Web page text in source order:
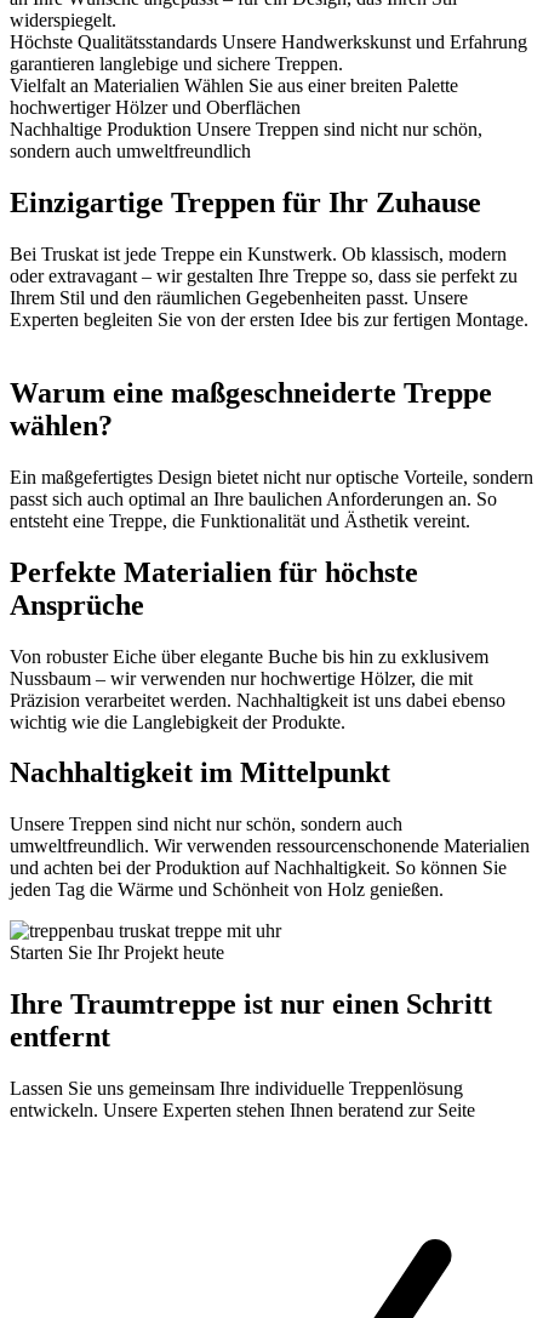
widerspiegelt.
Höchste Qualitätsstandards Unsere Handwerkskunst und Erfahrung
garantieren langlebige und sichere Treppen.
Vielfalt an Materialien Wählen Sie aus einer breiten Palette
hochwertiger Hölzer und Oberflächen
Nachhaltige Produktion Unsere Treppen sind nicht nur schön,
sondern auch umweltfreundlich
Einzigartige Treppen für Ihr Zuhause
Bei Truskat ist jede Treppe ein Kunstwerk. Ob klassisch, modern
oder extravagant – wir gestalten Ihre Treppe so, dass sie perfekt zu
Ihrem Stil und den räumlichen Gegebenheiten passt. Unsere
Experten begleiten Sie von der ersten Idee bis zur fertigen Montage.
Warum eine maßgeschneiderte Treppe
wählen?
Ein maßgefertigtes Design bietet nicht nur optische Vorteile, sondern
passt sich auch optimal an Ihre baulichen Anforderungen an. So
entsteht eine Treppe, die Funktionalität und Ästhetik vereint.
Perfekte Materialien für höchste
Ansprüche
Von robuster Eiche über elegante Buche bis hin zu exklusivem
Nussbaum – wir verwenden nur hochwertige Hölzer, die mit
Präzision verarbeitet werden. Nachhaltigkeit ist uns dabei ebenso
wichtig wie die Langlebigkeit der Produkte.
Nachhaltigkeit im Mittelpunkt
Unsere Treppen sind nicht nur schön, sondern auch
umweltfreundlich. Wir verwenden ressourcenschonende Materialien
und achten bei der Produktion auf Nachhaltigkeit. So können Sie
jeden Tag die Wärme und Schönheit von Holz genießen.
Starten Sie Ihr Projekt heute
Ihre Traumtreppe ist nur einen Schritt
entfernt
Lassen Sie uns gemeinsam Ihre individuelle Treppenlösung
entwickeln. Unsere Experten stehen Ihnen beratend zur Seite